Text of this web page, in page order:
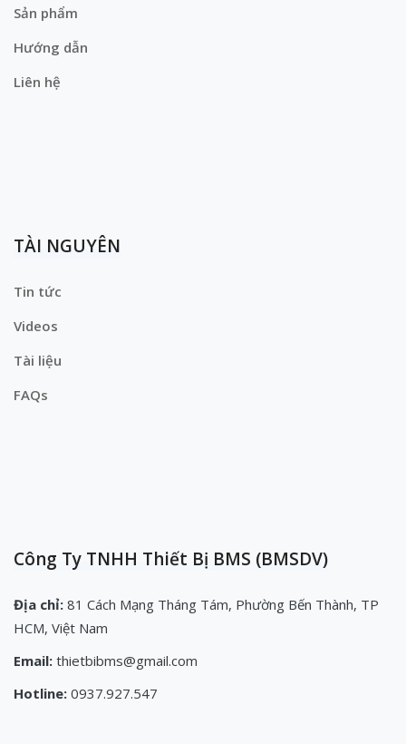
Sản phẩm
Hướng dẫn
Liên hệ
TÀI NGUYÊN
Tin tức
Videos
Tài liệu
FAQs
Công Ty TNHH Thiết Bị BMS (BMSDV)
Địa chỉ: 81 Cách Mạng Tháng Tám, Phường Bến Thành, TP
HCM, Việt Nam
Email: thietbibms@gmail.com
Hotline: 0937.927.547